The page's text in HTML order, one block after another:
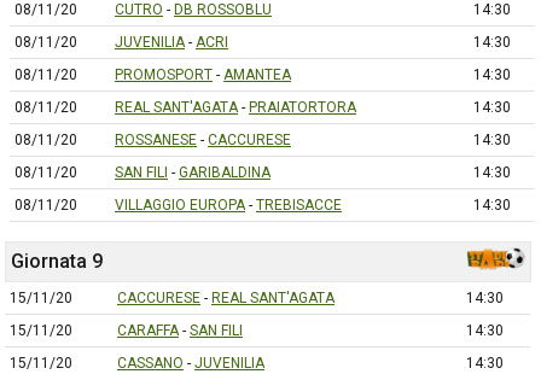
08/11/20
CUTRO - DB ROSSOBLU
14:30
08/11/20
JUVENILIA- ACRI
14:30
08/11/20
PROMOSPORT - AMANTEA
14:30
08/11/20
REAL SANT'AGATA- PRAIATORTORA
14:30
08/11/20
ROSSANESE - CACCURESE
14:30
08/11/20
SAN FILI - GARIBALDINA
14:30
08/11/20
VILLAGGIO EUROPA- TREBISACCE 14:30
Giornata 9
15/11/20 CACCURESE - REAL SANT'AGATA
14:30
15/11/20
CARAFFA- SAN FILI
14:30
15/11/20
CASSANO - JUVENILIA
14:30